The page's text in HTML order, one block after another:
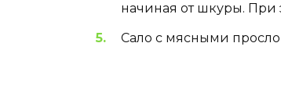
начиная от шкуры. При
Сало с мясными